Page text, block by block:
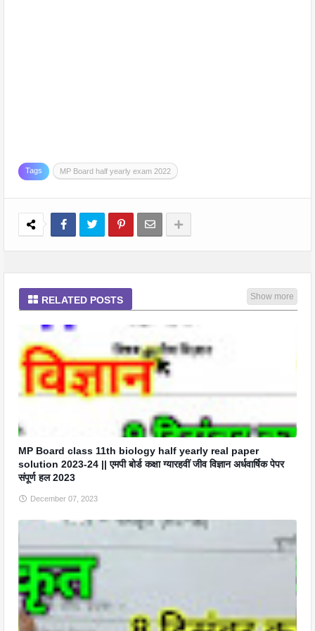
Tags MP Board half yearly exam 2022
RELATED POSTS Show more
MP Board class 11th biology half yearly real paper
solution 2023-24 || एमपी बोर्ड कक्षा ग्यारहवीं जीव विज्ञान अर्धवार्षिक पेपर
संपूर्ण हल 2023
December 07, 2023